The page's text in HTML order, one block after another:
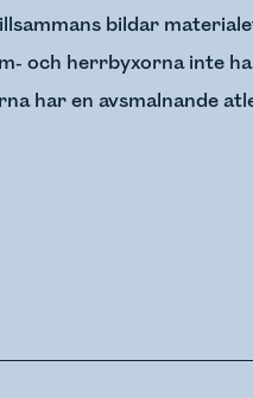
bildar
och herrbyxorna inte
har en avsmalnande